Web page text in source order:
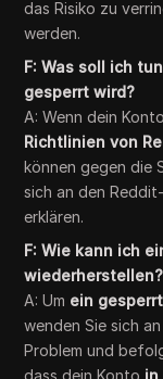
das Risiko zu
werden.
F: Was soll ich
gesperrt wird?
A: Wenn dein
Richtlinien von
können gegen die
sich an den
erklären.
F: Wie kann ich
wiederherstellen?
A: Um ein
wenden Sie sich
Problem und
dass dein Konto in